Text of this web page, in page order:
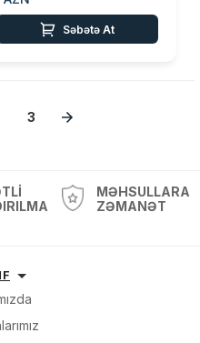
Səbətə At
3
MƏHSULLARA
ZƏMANƏT